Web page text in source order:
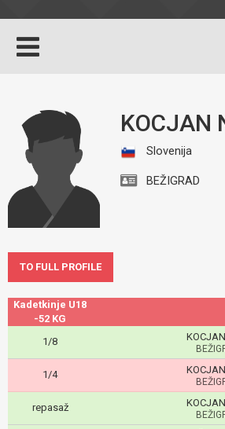
KOCJAN
Slovenija
BEŽIGRAD
TO FULL PROFILE
Kadetkinje U18
-52 KG
1/8
1/4
repasaž